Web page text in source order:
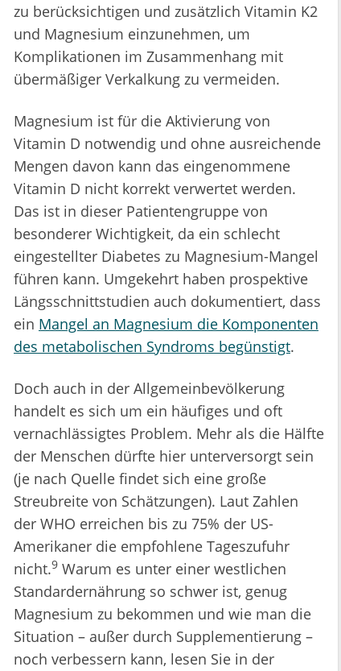
zu berücksichtigen und zusätzlich Vitamin K2
und Magnesium einzunehmen, um
Komplikationen im Zusammenhang mit
übermäßiger Verkalkung zu vermeiden.
Magnesium ist für die Aktivierung von
Vitamin D notwendig und ohne ausreichende
Mengen davon kann das eingenommene
Vitamin D nicht korrekt verwertet werden.
Das ist in dieser Patientengruppe von
besonderer Wichtigkeit, da ein schlecht
eingestellter Diabetes zu Magnesium-Mangel
führen kann. Umgekehrt haben prospektive
Längsschnittstudien auch dokumentiert, dass
ein Mangel an Magnesium die Komponenten
des metabolischen Syndroms begünstigt.
Doch auch in der Allgemeinbevölkerung
handelt es sich um ein häufiges und oft
vernachlässigtes Problem. Mehr als die Hälfte
der Menschen dürfte hier unterversorgt sein
(je nach Quelle findet sich eine große
Streubreite von Schätzungen). Laut Zahlen
der WHO erreichen bis zu 75% der US-
Amerikaner die empfohlene Tageszufuhr
nicht.9 Warum es unter einer westlichen
Standardernährung so schwer ist, genug
Magnesium zu bekommen und wie man die
Situation – außer durch Supplementierung –
noch verbessern kann, lesen Sie in der